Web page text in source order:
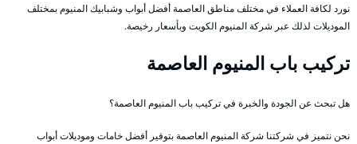
نورد لكافة العملاء في مختلف مناطق العاصمة أفضل أبواب وشبابيك المنيوم بمختلف
الموديلات لذلك عبر شركة المنيوم الكويت وبأسعار رخيصة.
تركيب باب المنيوم العاصمة
هل تبحث عن الجودة والخبرة في تركيب باب المنيوم العاصمة؟
نحن نتميز في شركتنا شركة المنيوم العاصمة بتوفير أفضل خامات وموديلات أبواب